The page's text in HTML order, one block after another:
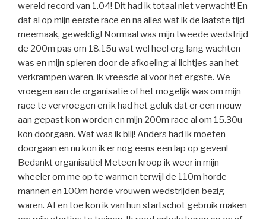
wereld record van 1.04! Dit had ik totaal niet verwacht! En
dat al op mijn eerste race en na alles wat ik de laatste tijd
meemaak, geweldig! Normaal was mijn tweede wedstrijd
de 200m pas om 18.15u wat wel heel erg lang wachten
was en mijn spieren door de afkoeling al lichtjes aan het
verkrampen waren, ik vreesde al voor het ergste. We
vroegen aan de organisatie of het mogelijk was om mijn
race te vervroegen en ik had het geluk dat er een mouw
aan gepast kon worden en mijn 200m race al om 15.30u
kon doorgaan. Wat was ik blij! Anders had ik moeten
doorgaan en nu kon ik er nog eens een lap op geven!
Bedankt organisatie! Meteen kroop ik weer in mijn
wheeler om me op te warmen terwijl de 110m horde
mannen en 100m horde vrouwen wedstrijden bezig
waren. Af en toe kon ik van hun startschot gebruik maken